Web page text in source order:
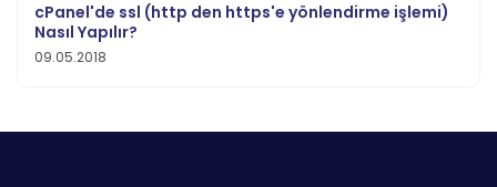
cPanel'de ssl (http den https'e yönlendirme işlemi)
Nasıl Yapılır?
09.05.2018